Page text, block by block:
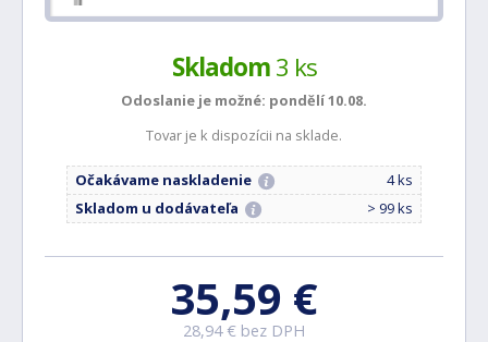
Skladom3 ks
Odoslanie je možné: pondělí 10.08.
Tovar je k dispozícii na sklade.
Očakávame naskladenie
4 ks
Skladom u dodávateľa
> 99 ks
35,59 €
28,94 € bez DPH